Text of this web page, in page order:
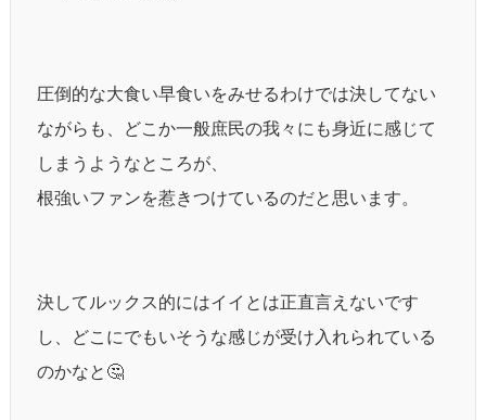
圧倒的な大食い早食いをみせるわけでは決してない
ながらも、どこか一般庶民の我々にも身近に感じて
しまうようなところが、
根強いファンを惹きつけているのだと思います。
決してルックス的にはイイとは正直言えないです
し、どこにでもいそうな感じが受け入れられている
のかなと🤔